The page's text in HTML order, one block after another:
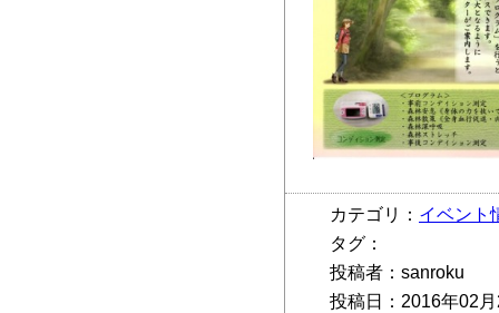
カテゴリ： イベント
タグ：
投稿者：sanroku
投稿日：2016年02